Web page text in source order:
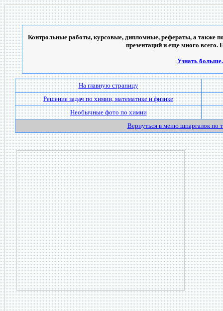
Контрольные работы, курсовые, дипломные, рефераты, а также
презентаций и еще много всего.
Узнать
На главную страницу
Решение задач по химии, математике и физике
Необычные фото по химии
Вернуться в меню шпаргалок по